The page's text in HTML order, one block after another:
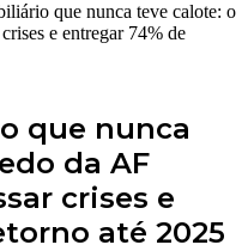
que nunca teve calote: o
e entregar 74% de
que nunca
da AF
crises e
até 2025